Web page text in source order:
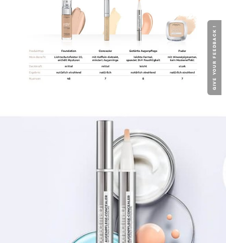
GIVE YOUR FEEDBACK !